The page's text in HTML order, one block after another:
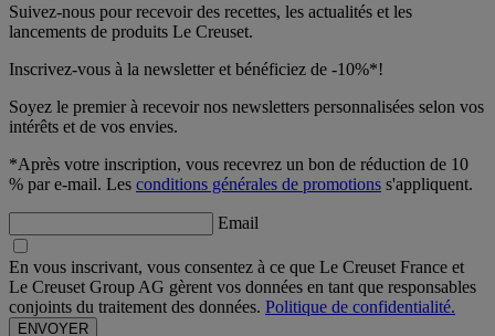
Suivez-nous pour recevoir des recettes, les actualités et les
lancements de produits Le Creuset.
Inscrivez-vous à la newsletter et bénéficiez de -10%*!
Soyez le premier à recevoir nos newsletters personnalisées selon vos
intérêts et de vos envies.
*Après votre inscription, vous recevrez un bon de réduction de 10
% par e-mail. Les conditions générales de promotions s'appliquent.
Email
En vous inscrivant, vous consentez à ce que Le Creuset France et
Le Creuset Group AG gèrent vos données en tant que responsables
conjoints du traitement des données. Politique de confidentialité.